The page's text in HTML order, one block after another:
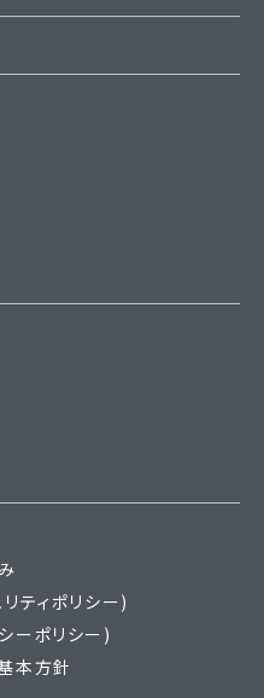
ティポリシー)
ーポリシー)
本方針